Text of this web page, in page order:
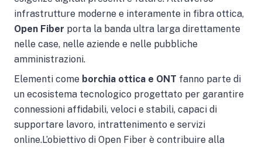
infrastrutture moderne e interamente in fibra ottica,
Open Fiber porta la banda ultra larga direttamente
nelle case, nelle aziende e nelle pubbliche
amministrazioni.
Elementi come borchia ottica e ONT fanno parte di
un ecosistema tecnologico progettato per garantire
connessioni affidabili, veloci e stabili, capaci di
supportare lavoro, intrattenimento e servizi
online.L’obiettivo di Open Fiber è contribuire alla